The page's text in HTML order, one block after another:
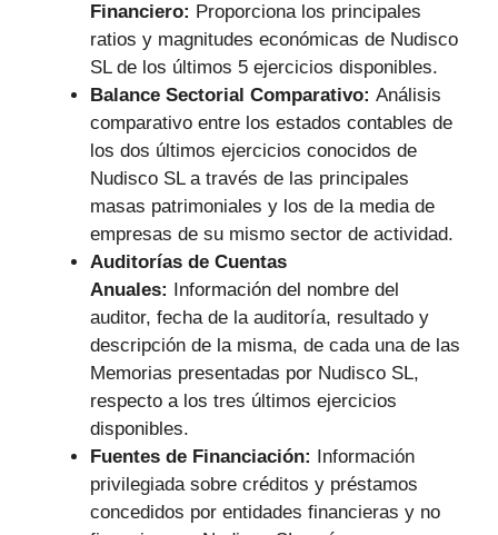
Financiero: Proporciona los principales
ratios y magnitudes económicas de Nudisco
SL de los últimos 5 ejercicios disponibles.
Balance Sectorial Comparativo: Análisis
comparativo entre los estados contables de
los dos últimos ejercicios conocidos de
Nudisco SL a través de las principales
masas patrimoniales y los de la media de
empresas de su mismo sector de actividad.
Auditorías de Cuentas
Anuales: Información del nombre del
auditor, fecha de la auditoría, resultado y
descripción de la misma, de cada una de las
Memorias presentadas por Nudisco SL,
respecto a los tres últimos ejercicios
disponibles.
Fuentes de Financiación: Información
privilegiada sobre créditos y préstamos
concedidos por entidades financieras y no